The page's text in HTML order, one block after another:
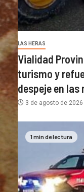
LAS HERAS
Vialidad
turismo y
despeje en las
3 de agosto de 2026
1 min de lectura